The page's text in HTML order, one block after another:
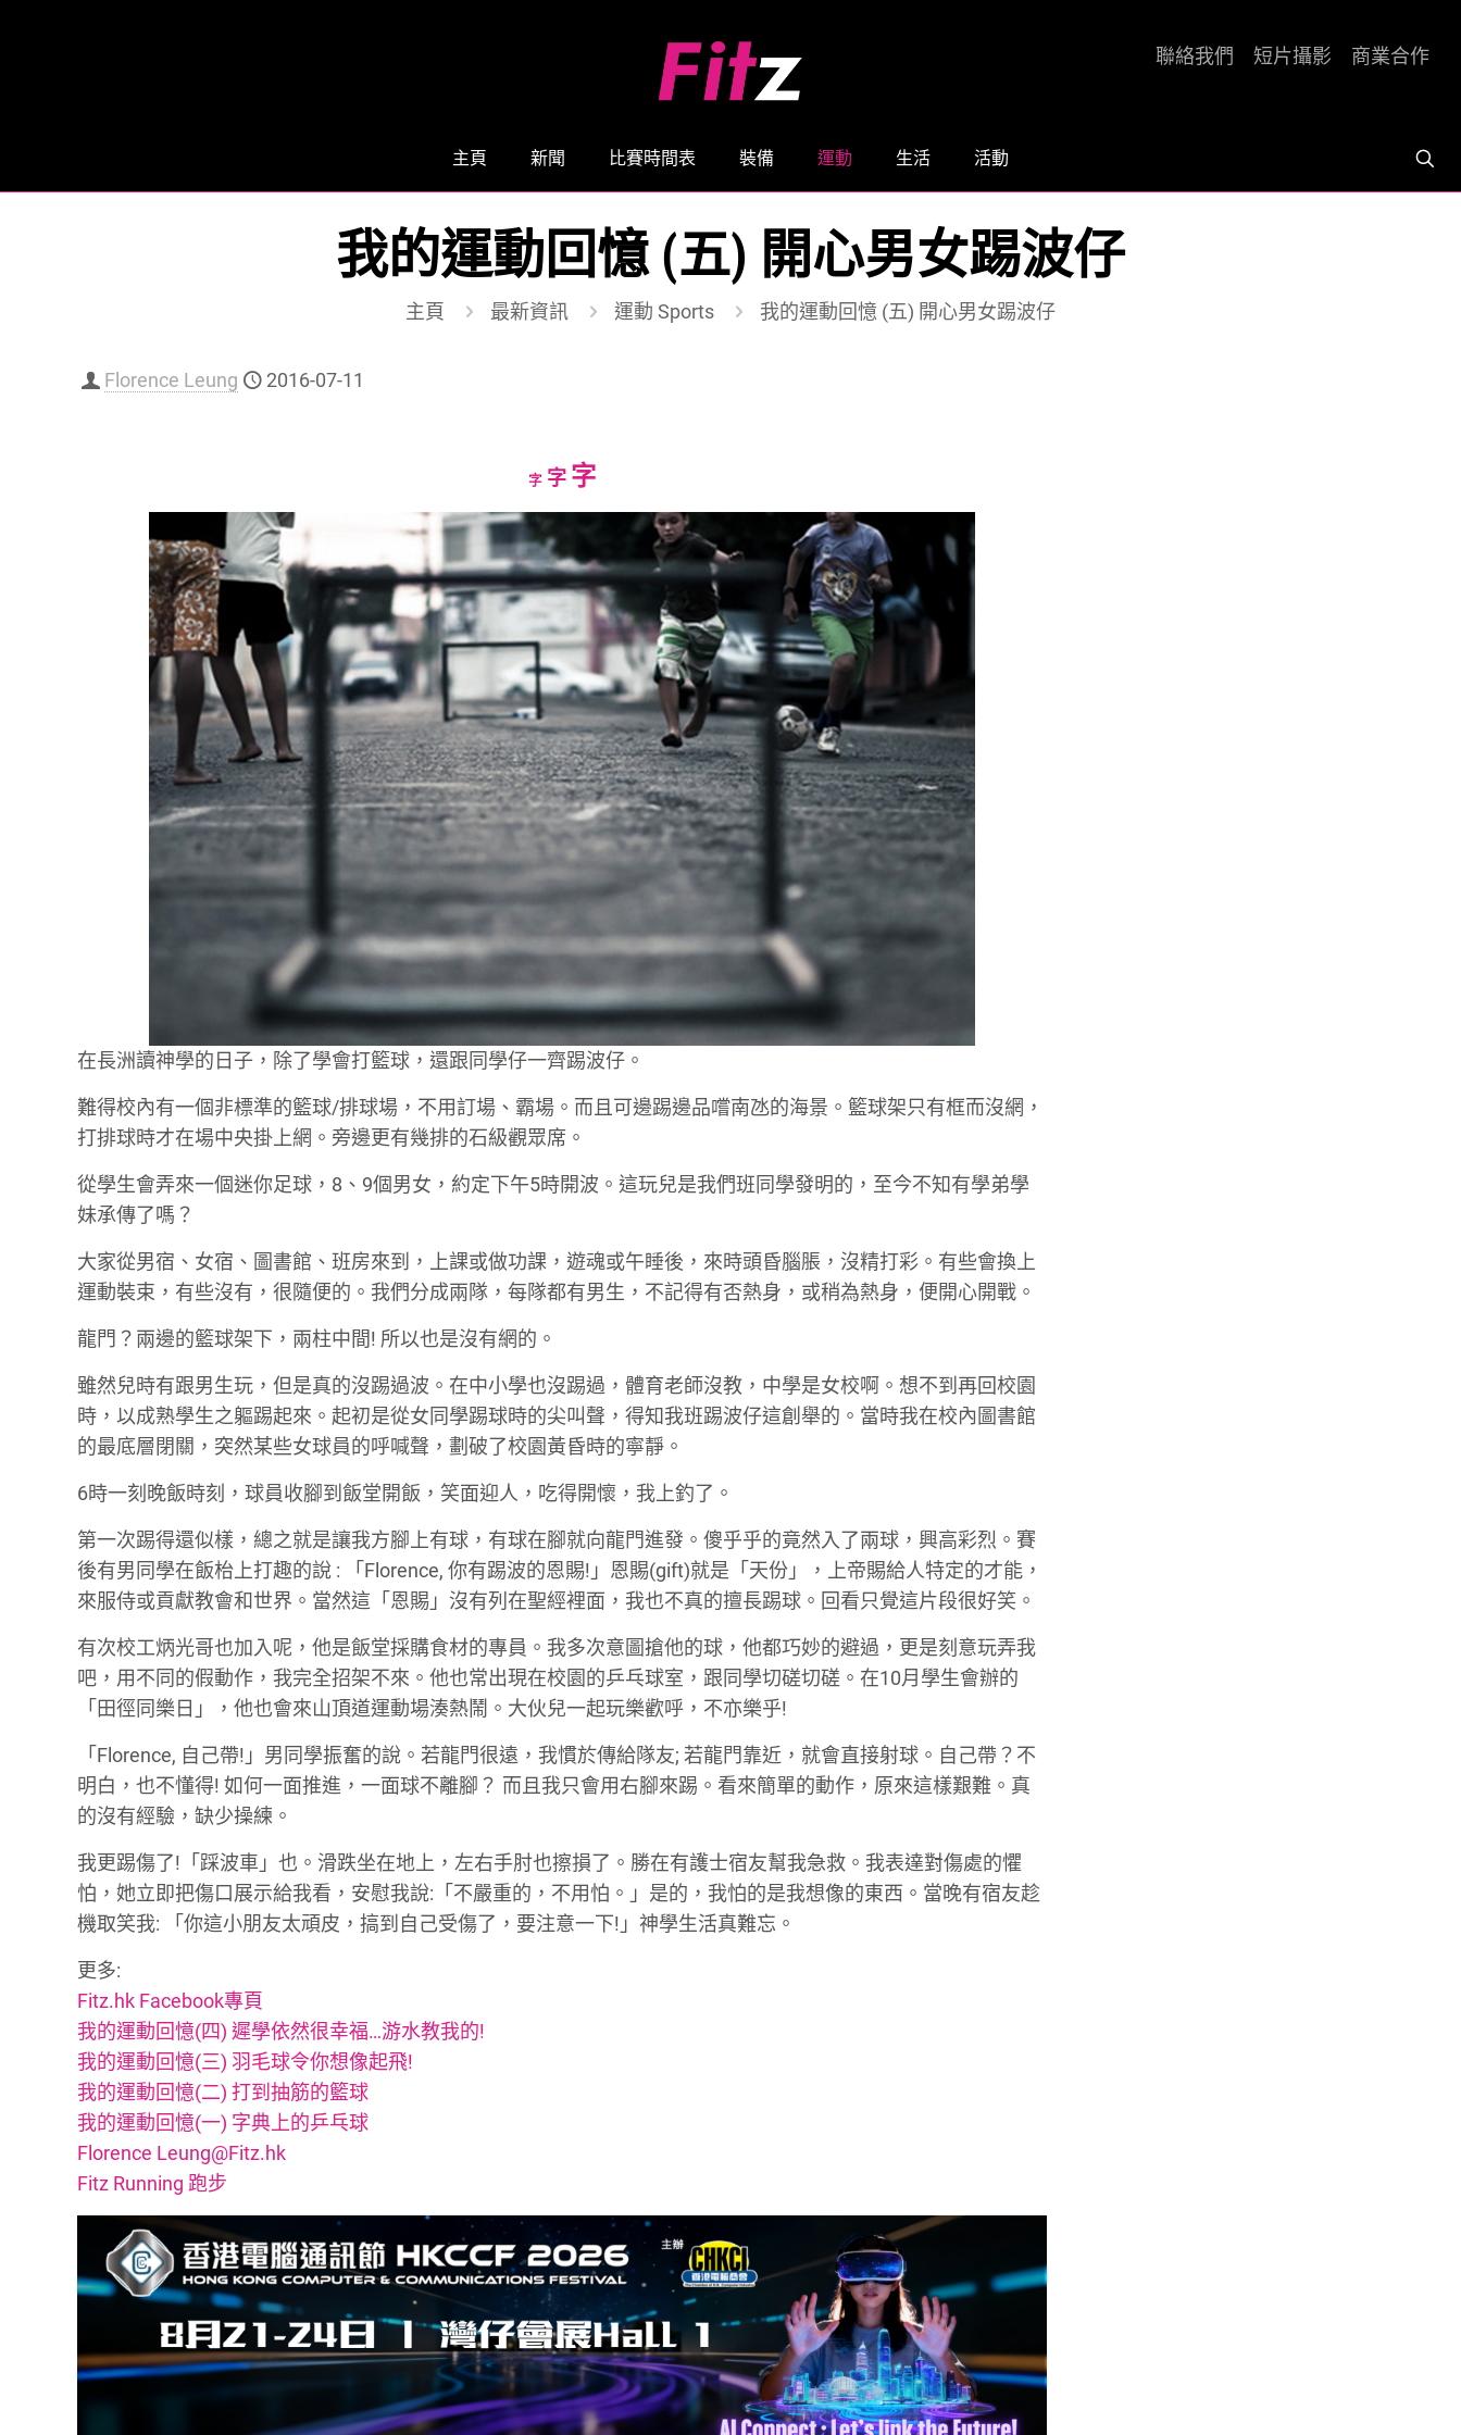
主頁 新聞 比賽時間表 裝備 運動 生活 活動
聯絡我們 短片攝影 商業合作
我的運動回憶 (五) 開心男女踢波仔
主頁 最新資訊 運動 Sports 我的運動回憶 (五) 開心男女踢波仔
Florence Leung 2016-07-11
字Decrease
size.
字Reset
字Increase
font
size.
在長洲讀神學的日子，除了學會打籃球，還跟同學仔一齊踢波仔。
難得校內有一個非標準的籃球/排球場，不用訂場、霸場。而且可邊踢邊品嚐南氹的海景。籃球架只有框而沒網，
打排球時才在場中央掛上網。旁邊更有幾排的石級觀眾席。
從學生會弄來一個迷你足球，8、9個男女，約定下午5時開波。這玩兒是我們班同學發明的，至今不知有學弟學
妹承傳了嗎？
大家從男宿、女宿、圖書館、班房來到，上課或做功課，遊魂或午睡後，來時頭昏腦脹，沒精打彩。有些會換上
運動裝束，有些沒有，很隨便的。我們分成兩隊，每隊都有男生，不記得有否熱身，或稍為熱身，便開心開戰。
龍門？兩邊的籃球架下，兩柱中間! 所以也是沒有網的。
雖然兒時有跟男生玩，但是真的沒踢過波。在中小學也沒踢過，體育老師沒教，中學是女校啊。想不到再回校園
時，以成熟學生之軀踢起來。起初是從女同學踢球時的尖叫聲，得知我班踢波仔這創舉的。當時我在校內圖書館
的最底層閉關，突然某些女球員的呼喊聲，劃破了校園黃昏時的寧靜。
6時一刻晚飯時刻，球員收腳到飯堂開飯，笑面迎人，吃得開懷，我上釣了。
第一次踢得還似樣，總之就是讓我方腳上有球，有球在腳就向龍門進發。傻乎乎的竟然入了兩球，興高彩烈。賽
後有男同學在飯枱上打趣的說 : 「Florence, 你有踢波的恩賜!」恩賜(gift)就是「天份」，上帝賜給人特定的才能，
來服侍或貢獻教會和世界。當然這「恩賜」沒有列在聖經裡面，我也不真的擅長踢球。回看只覺這片段很好笑。
有次校工炳光哥也加入呢，他是飯堂採購食材的專員。我多次意圖搶他的球，他都巧妙的避過，更是刻意玩弄我
吧，用不同的假動作，我完全招架不來。他也常出現在校園的乒乓球室，跟同學切磋切磋。在10月學生會辦的
「田徑同樂日」，他也會來山頂道運動場湊熱鬧。大伙兒一起玩樂歡呼，不亦樂乎!
「Florence, 自己帶!」男同學振奮的說。若龍門很遠，我慣於傳給隊友; 若龍門靠近，就會直接射球。自己帶？不
明白，也不懂得! 如何一面推進，一面球不離腳？ 而且我只會用右腳來踢。看來簡單的動作，原來這樣艱難。真
的沒有經驗，缺少操練。
我更踢傷了!「踩波車」也。滑跌坐在地上，左右手肘也擦損了。勝在有護士宿友幫我急救。我表達對傷處的懼
怕，她立即把傷口展示給我看，安慰我說:「不嚴重的，不用怕。」是的，我怕的是我想像的東西。當晚有宿友趁
機取笑我: 「你這小朋友太頑皮，搞到自己受傷了，要注意一下!」神學生活真難忘。
更多:
Fitz.hk Facebook專頁
我的運動回憶(四) 遲學依然很幸福…游水教我的!
我的運動回憶(三) 羽毛球令你想像起飛!
我的運動回憶(二) 打到抽筋的籃球
我的運動回憶(一) 字典上的乒乓球
Florence Leung@Fitz.hk
Fitz Running 跑步